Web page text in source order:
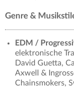
Genre &
EDM /
elektronische
David Guetta,
Axwell &
Chainsmokers,